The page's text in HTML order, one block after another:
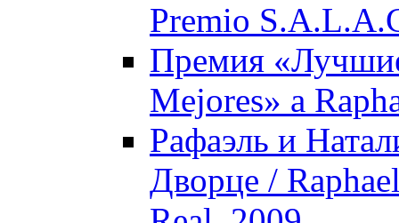
Premio
Премия
Mejores» a
Рафаэль и
Дворце /